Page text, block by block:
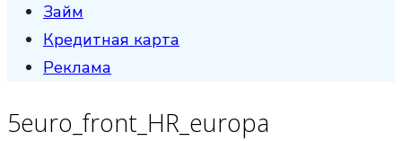
Займ
Кредитная карта
Реклама
5euro_front_HR_europa